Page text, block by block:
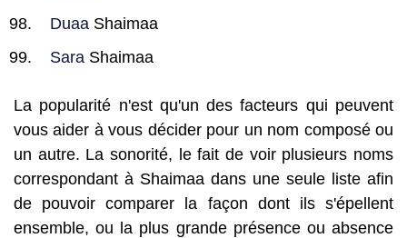
Duaa Shaimaa
Sara Shaimaa
La popularité n'est qu'un des facteurs qui peuvent
vous aider à vous décider pour un nom composé ou
un autre. La sonorité, le fait de voir plusieurs noms
correspondant à Shaimaa dans une seule liste afin
de pouvoir comparer la façon dont ils s'épellent
ensemble, ou la plus grande présence ou absence